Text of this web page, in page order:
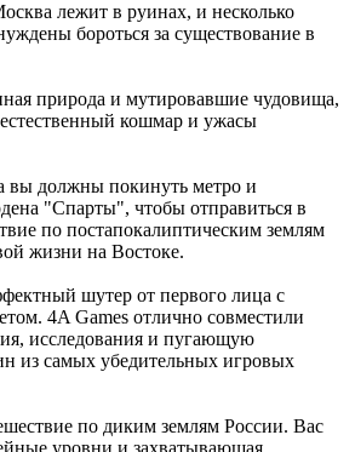
лежит в руинах, и несколько
бороться за существование в
природа и мутировавшие чудовища,
кошмар и ужасы
вы должны покинуть метро и
"Спарты", чтобы отправиться в
по постапокалиптическим землям
жизни на Востоке.
шутер от первого лица с
4A Games отлично совместили
исследования и пугающую
из самых убедительных игровых
по диким землям России. Вас
уровни и захватывающая